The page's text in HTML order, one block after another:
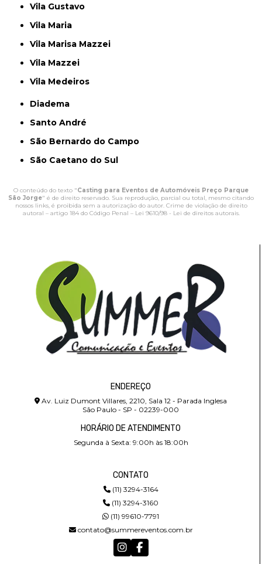
Vila Gustavo
Vila Maria
Vila Marisa Mazzei
Vila Mazzei
Vila Medeiros
Diadema
Santo André
São Bernardo do Campo
São Caetano do Sul
O conteúdo do texto "Casting para Eventos de Automóveis Preço Parque
São Jorge" é de direito reservado. Sua reprodução, parcial ou total, mesmo citando
nossos links, é proibida sem a autorização do autor. Crime de violação de direito
autoral – artigo 184 do Código Penal – Lei 9610/98 - Lei de direitos autorais.
ENDEREÇO
Av. Luiz Dumont Villares, 2210, Sala 12 - Parada Inglesa
São Paulo - SP - 02239-000
HORÁRIO DE ATENDIMENTO
Segunda à Sexta: 9:00h às 18:00h
CONTATO
(11) 3294-3164
(11) 3294-3160
(11) 99610-7791
contato@summereventos.com.br